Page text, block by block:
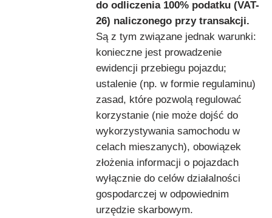
do odliczenia 100% podatku (VAT-
26) naliczonego przy transakcji.
Są z tym związane jednak warunki:
konieczne jest prowadzenie
ewidencji przebiegu pojazdu;
ustalenie (np. w formie regulaminu)
zasad, które pozwolą regulować
korzystanie (nie może dojść do
wykorzystywania samochodu w
celach mieszanych), obowiązek
złożenia informacji o pojazdach
wyłącznie do celów działalności
gospodarczej w odpowiednim
urzędzie skarbowym.